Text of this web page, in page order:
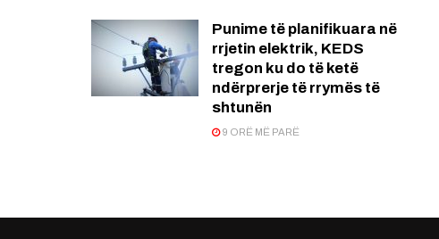
Punime të planifikuara në
rrjetin elektrik, KEDS
tregon ku do të ketë
ndërprerje të rrymës të
shtunën
9 ORË MË PARË